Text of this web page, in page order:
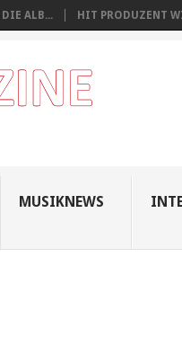
DIE ALB... HIT PRODUZENT
MUSIKNEWS